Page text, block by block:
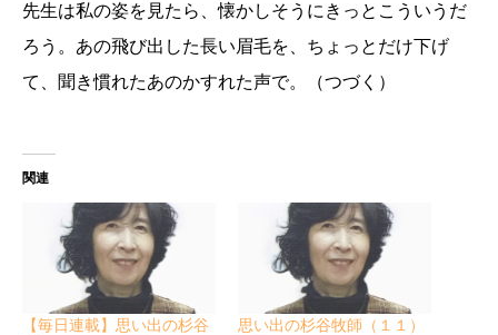
先生は私の姿を見たら、懐かしそうにきっとこういうだ
ろう。あの飛び出した長い眉毛を、ちょっとだけ下げ
て、聞き慣れたあのかすれた声で。（つづく）
関連
【毎日連載】思い出の杉谷
思い出の杉谷牧師（１１）